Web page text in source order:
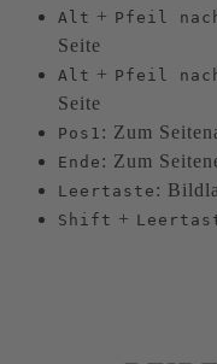
Alt + Pfeil
Seite
Alt + Pfeil
Seite
Pos1 : Zum
Ende : Zum
Leertaste :
Shift +